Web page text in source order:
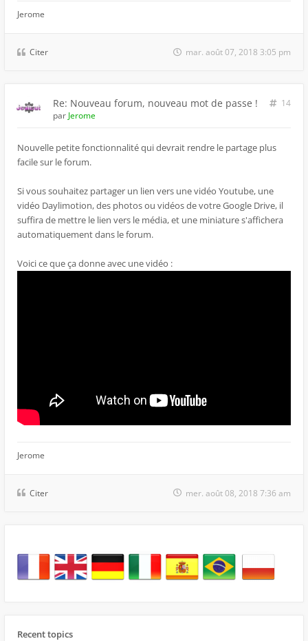
Jerome
Citer mar. août 07, 2018 3:05 pm
Re: Nouveau forum, nouveau mot de passe !
14
par Jerome
Nouvelle petite fonctionnalité qui devrait rendre le partage plus
facile sur le forum.
Si vous souhaitez partager un lien vers une vidéo Youtube, une
vidéo Daylimotion, des photos ou vidéos de votre Google Drive, il
suffira de mettre le lien vers le média, et une miniature s'affichera
automatiquement dans le forum.
Voici ce que ça donne avec une vidéo :
Jerome
Citer mer. août 08, 2018 7:36 am
Recent topics